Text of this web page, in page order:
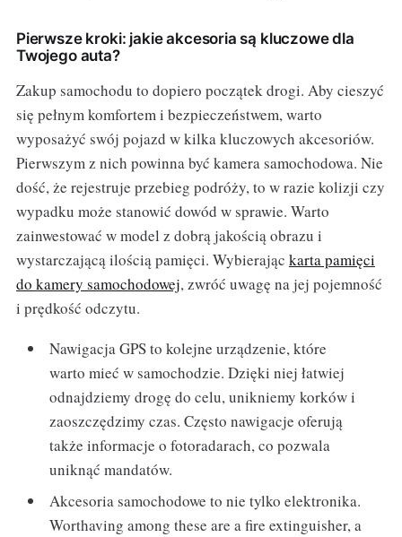
Pierwsze kroki: jakie akcesoria są kluczowe dla
Twojego auta?
Zakup samochodu to dopiero początek drogi. Aby cieszyć
się pełnym komfortem i bezpieczeństwem, warto
wyposażyć swój pojazd w kilka kluczowych akcesoriów.
Pierwszym z nich powinna być kamera samochodowa. Nie
dość, że rejestruje przebieg podróży, to w razie kolizji czy
wypadku może stanowić dowód w sprawie. Warto
zainwestować w model z dobrą jakością obrazu i
wystarczającą ilością pamięci. Wybierając karta pamięci
do kamery samochodowej, zwróć uwagę na jej pojemność
i prędkość odczytu.
Nawigacja GPS to kolejne urządzenie, które
warto mieć w samochodzie. Dzięki niej łatwiej
odnajdziemy drogę do celu, unikniemy korków i
zaoszczędzimy czas. Często nawigacje oferują
także informacje o fotoradarach, co pozwala
uniknąć mandatów.
Akcesoria samochodowe to nie tylko elektronika.
Worthaving among these are a fire extinguisher, a